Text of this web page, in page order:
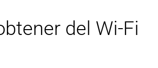
del Wi-Fi